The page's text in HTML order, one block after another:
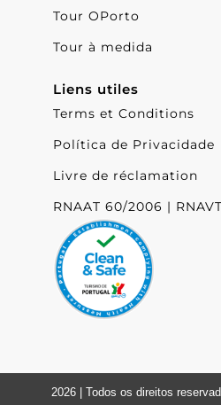
Tour OPorto
Tour à medida
Liens utiles
Terms et Conditions
Política de Privacidade
Livre de réclamation
RNAAT 60/2006 |
2026 | Todos os direitos